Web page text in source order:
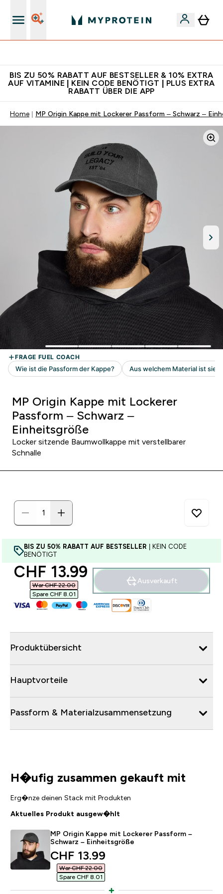
BIS ZU 50% RABATT AUF BESTSELLER & 10% EXTRA
AUF VITAMINE | KEIN CODE BENÖTIGT | PLUS EXTRA
RABATT ÜBER DIE APP
Home MP Origin Kappe mit Lockerer Passform – Schwarz –
MP Origin Kappe mit Lockerer
Passform – Schwarz –
Einheitsgröße
Locker sitzende Baumwollkappe mit verstellbarer
Schnalle
BIS ZU 50% RABATT AUF BESTSELLER | KEIN CODE
BENÖTIGT
discounted price
CHF 13.99‎
War CHF 22.00‎
Spare CHF 8.01‎
Ausverkauft
Produktübersicht
Hauptvorteile
Passform & Materialzusammensetzung
H�ufig zusammen gekauft mit
Erg�nze deinen Stack mit Produkten
Aktuelles Produkt ausgew�hlt
MP Origin Kappe mit Lockerer Passform –
Schwarz – Einheitsgröße
discounted price
CHF 13.99‎
War CHF 22.00‎
Spare CHF 8.01‎